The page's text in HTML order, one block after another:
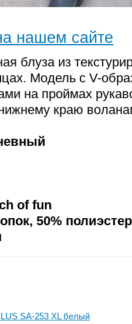
нашем сайте
блуза из
Модель с V-
на проймах
краю
of fun
50% полиэстер
SA-253 XL белый